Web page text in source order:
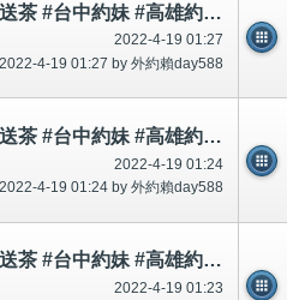
#新竹約妹 #台南約妹 #彰化約妹 #台中喝茶 #台北喝茶 #
2022-4-19 01:27
2022-4-19 01:27 by 外約賴day588
#新竹約妹 #台南約妹 #彰化約妹 #台中喝茶 #台北喝茶 #
2022-4-19 01:24
2022-4-19 01:24 by 外約賴day588
#新竹約妹 #台南約妹 #彰化約妹 #台中喝茶 #台北喝茶 #
2022-4-19 01:23